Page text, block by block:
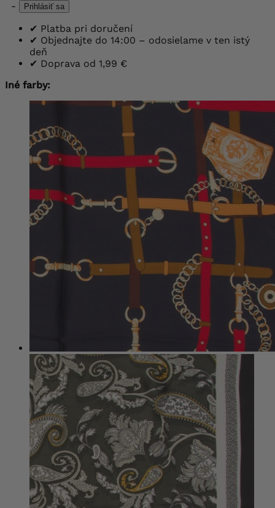
- Prihlásiť sa
✔ Platba pri doručení
✔ Objednajte do 14:00 – odosielame v ten istý
deň
✔ Doprava od 1,99 €
Iné farby: